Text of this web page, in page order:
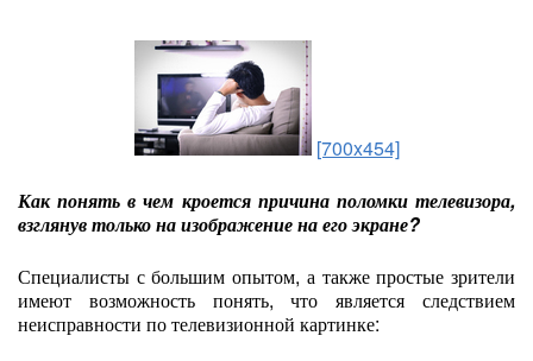
[700x454]
Как понять в чем кроется причина поломки телевизора,
взглянув только на изображение на его экране?
Специалисты с большим опытом, а также простые зрители
имеют возможность понять, что является следствием
неисправности по телевизионной картинке: